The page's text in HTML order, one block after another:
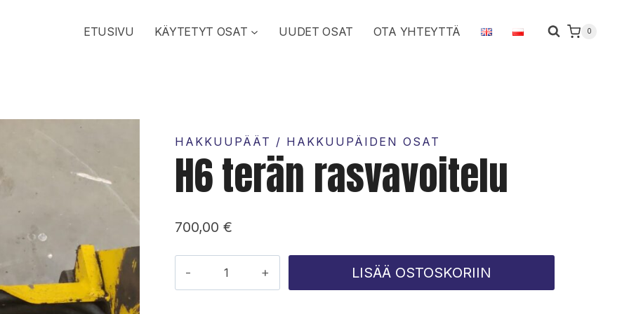
ETUSIVU KÄYTETYT OSAT UUDET OSAT OTA YHTEYTTÄ 0
HAKKUUPÄÄT / HAKKUUPÄIDEN OSAT
H6 terän rasvavoitelu
700,00€
terän
LISÄÄ OSTOSKORIIN